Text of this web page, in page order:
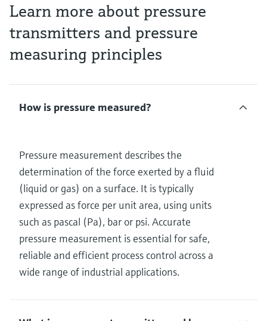
Learn more about pressure
transmitters and pressure
measuring principles
How is pressure measured?
Pressure measurement describes the
determination of the force exerted by a fluid
(liquid or gas) on a surface. It is typically
expressed as force per unit area, using units
such as pascal (Pa), bar or psi. Accurate
pressure measurement is essential for safe,
reliable and efficient process control across a
wide range of industrial applications.